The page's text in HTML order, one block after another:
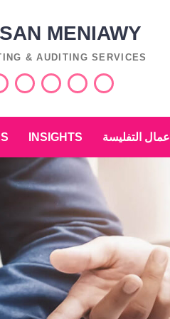
MENIAWY
& AUDITING SERVICES
ServicesIndustriesInsightsاعمال
التفليسةالعربية
INSIGHTS اعمال التفليسة